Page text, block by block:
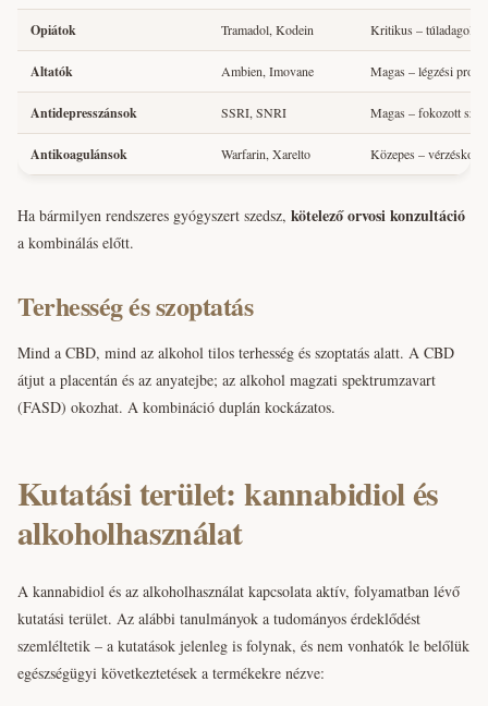
Opiátok Tramadol, Kodein Kritikus – túladagolás
Altatók Ambien, Imovane Magas – légzési
Antidepresszánsok SSRI, SNRI Magas – fokozott
Antikoagulánsok Warfarin, Xarelto Közepes –
Ha bármilyen rendszeres gyógyszert szedsz, kötelező orvosi konzultáció
a kombinálás előtt.
Terhesség és szoptatás
Mind a CBD, mind az alkohol tilos terhesség és szoptatás alatt. A CBD
átjut a placentán és az anyatejbe; az alkohol magzati spektrumzavart
(FASD) okozhat. A kombináció duplán kockázatos.
Kutatási terület: kannabidiol és
alkoholhasználat
A kannabidiol és az alkoholhasználat kapcsolata aktív, folyamatban lévő
kutatási terület. Az alábbi tanulmányok a tudományos érdeklődést
szemléltetik – a kutatások jelenleg is folynak, és nem vonhatók le belőlük
egészségügyi következtetések a termékekre nézve: